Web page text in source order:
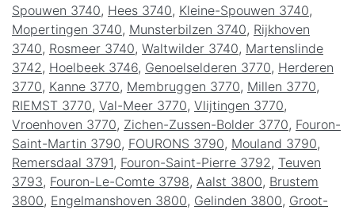
Spouwen 3740, Hees 3740, Kleine-Spouwen 3740,
Mopertingen 3740, Munsterbilzen 3740, Rijkhoven
3740, Rosmeer 3740, Waltwilder 3740, Martenslinde
3742 , Hoelbeek 3746, Genoelselderen 3770, Herderen
3770, Kanne 3770, Membruggen 3770, Millen 3770,
RIEMST 3770, Val-Meer 3770, Vlijtingen 3770,
Vroenhoven 3770, Zichen-Zussen-Bolder 3770, Fouron-
Saint-Martin 3790, FOURONS 3790, Mouland 3790,
Remersdaal 3791, Fouron-Saint-Pierre 3792 , Teuven
3793, Fouron-Le-Comte 3798, Aalst 3800, Brustem
3800, Engelmanshoven 3800, Gelinden 3800, Groot-